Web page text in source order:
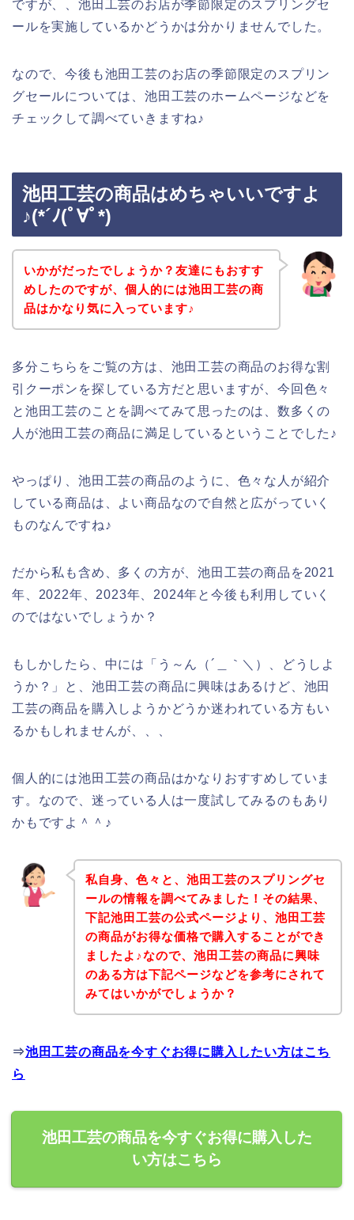
ですが、、池田工芸のお店が季節限定のスプリングセ
ールを実施しているかどうかは分かりませんでした。
なので、今後も池田工芸のお店の季節限定のスプリン
グセールについては、池田工芸のホームページなどを
チェックして調べていきますね♪
池田工芸の商品はめちゃいいですよ
♪(*´ﾉ(ﾟ∀ﾟ*)
いかがだったでしょうか？友達にもおすす
めしたのですが、個人的には池田工芸の商
品はかなり気に入っています♪
多分こちらをご覧の方は、池田工芸の商品のお得な割
引クーポンを探している方だと思いますが、今回色々
と池田工芸のことを調べてみて思ったのは、数多くの
人が池田工芸の商品に満足しているということでした♪
やっぱり、池田工芸の商品のように、色々な人が紹介
している商品は、よい商品なので自然と広がっていく
ものなんですね♪
だから私も含め、多くの方が、池田工芸の商品を2021
年、2022年、2023年、2024年と今後も利用していく
のではないでしょうか？
もしかしたら、中には「う～ん（´＿｀＼）、どうしよ
うか？」と、池田工芸の商品に興味はあるけど、池田
工芸の商品を購入しようかどうか迷われている方もい
るかもしれませんが、、、
個人的には池田工芸の商品はかなりおすすめしていま
す。なので、迷っている人は一度試してみるのもあり
かもですよ＾＾♪
私自身、色々と、池田工芸のスプリングセ
ールの情報を調べてみました！その結果、
下記池田工芸の公式ページより、池田工芸
の商品がお得な価格で購入することができ
ましたよ♪なので、池田工芸の商品に興味
のある方は下記ページなどを参考にされて
みてはいかがでしょうか？
⇒池田工芸の商品を今すぐお得に購入したい方はこち
ら
池田工芸の商品を今すぐお得に購入した
い方はこちら